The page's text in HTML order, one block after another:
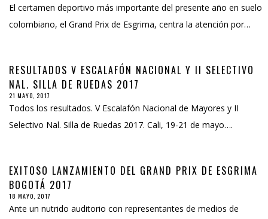
El certamen deportivo más importante del presente año en suelo
colombiano, el Grand Prix de Esgrima, centra la atención por…
RESULTADOS V ESCALAFÓN NACIONAL Y II SELECTIVO
NAL. SILLA DE RUEDAS 2017
21 MAYO, 2017
Todos los resultados. V Escalafón Nacional de Mayores y II
Selectivo Nal. Silla de Ruedas 2017. Cali, 19-21 de mayo….
EXITOSO LANZAMIENTO DEL GRAND PRIX DE ESGRIMA
BOGOTÁ 2017
18 MAYO, 2017
Ante un nutrido auditorio con representantes de medios de